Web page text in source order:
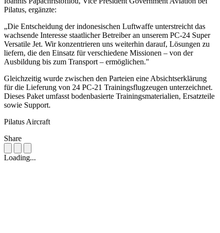
Pilatus, ergänzte:
„Die Entscheidung der indonesischen Luftwaffe unterstreicht das
wachsende Interesse staatlicher Betreiber an unserem PC-24 Super
Versatile Jet. Wir konzentrieren uns weiterhin darauf, Lösungen zu
liefern, die den Einsatz für verschiedene Missionen – von der
Ausbildung bis zum Transport – ermöglichen."
Gleichzeitig wurde zwischen den Parteien eine Absichtserklärung
für die Lieferung von 24 PC-21 Trainingsflugzeugen unterzeichnet.
Dieses Paket umfasst bodenbasierte Trainingsmaterialien, Ersatzteile
sowie Support.
Pilatus Aircraft
Share
Loading...